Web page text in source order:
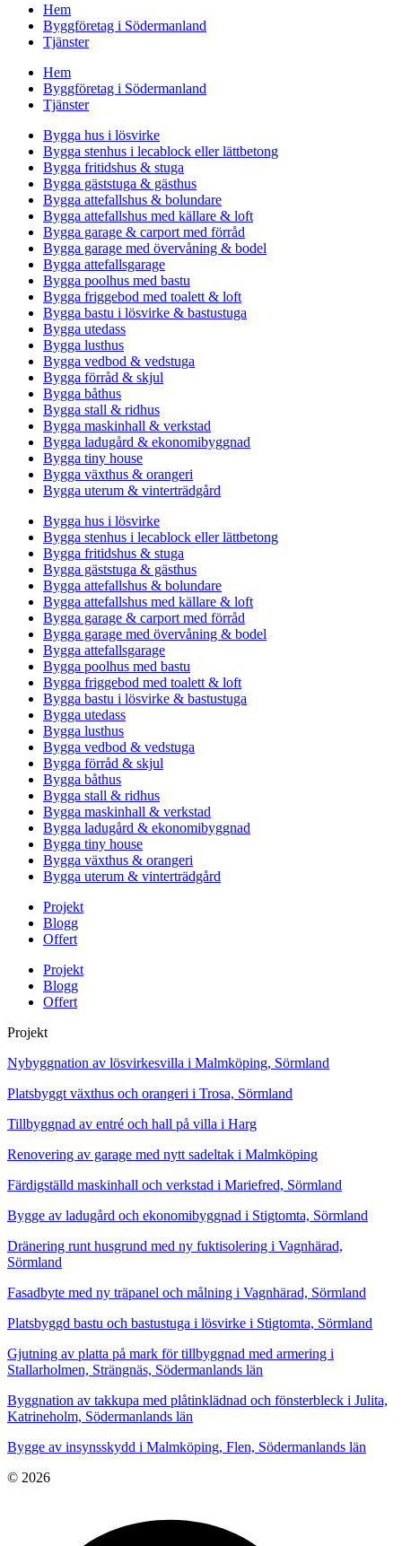
Hem
Byggföretag i Södermanland
Tjänster
Hem
Byggföretag i Södermanland
Tjänster
Bygga hus i lösvirke
Bygga stenhus i lecablock eller lättbetong
Bygga fritidshus & stuga
Bygga gäststuga & gästhus
Bygga attefallshus & bolundare
Bygga attefallshus med källare & loft
Bygga garage & carport med förråd
Bygga garage med övervåning & bodel
Bygga attefallsgarage
Bygga poolhus med bastu
Bygga friggebod med toalett & loft
Bygga bastu i lösvirke & bastustuga
Bygga utedass
Bygga lusthus
Bygga vedbod & vedstuga
Bygga förråd & skjul
Bygga båthus
Bygga stall & ridhus
Bygga maskinhall & verkstad
Bygga ladugård & ekonomibyggnad
Bygga tiny house
Bygga växthus & orangeri
Bygga uterum & vinterträdgård
Bygga hus i lösvirke
Bygga stenhus i lecablock eller lättbetong
Bygga fritidshus & stuga
Bygga gäststuga & gästhus
Bygga attefallshus & bolundare
Bygga attefallshus med källare & loft
Bygga garage & carport med förråd
Bygga garage med övervåning & bodel
Bygga attefallsgarage
Bygga poolhus med bastu
Bygga friggebod med toalett & loft
Bygga bastu i lösvirke & bastustuga
Bygga utedass
Bygga lusthus
Bygga vedbod & vedstuga
Bygga förråd & skjul
Bygga båthus
Bygga stall & ridhus
Bygga maskinhall & verkstad
Bygga ladugård & ekonomibyggnad
Bygga tiny house
Bygga växthus & orangeri
Bygga uterum & vinterträdgård
Projekt
Blogg
Offert
Projekt
Blogg
Offert
Projekt
Nybyggnation av lösvirkesvilla i Malmköping, Sörmland
Platsbyggt växthus och orangeri i Trosa, Sörmland
Tillbyggnad av entré och hall på villa i Harg
Renovering av garage med nytt sadeltak i Malmköping
Färdigställd maskinhall och verkstad i Mariefred, Sörmland
Bygge av ladugård och ekonomibyggnad i Stigtomta, Sörmland
Dränering runt husgrund med ny fuktisolering i Vagnhärad,
Sörmland
Fasadbyte med ny träpanel och målning i Vagnhärad, Sörmland
Platsbyggd bastu och bastustuga i lösvirke i Stigtomta, Sörmland
Gjutning av platta på mark för tillbyggnad med armering i
Stallarholmen, Strängnäs, Södermanlands län
Byggnation av takkupa med plåtinklädnad och fönsterbleck i Julita,
Katrineholm, Södermanlands län
Bygge av insynsskydd i Malmköping, Flen, Södermanlands län
© 2026